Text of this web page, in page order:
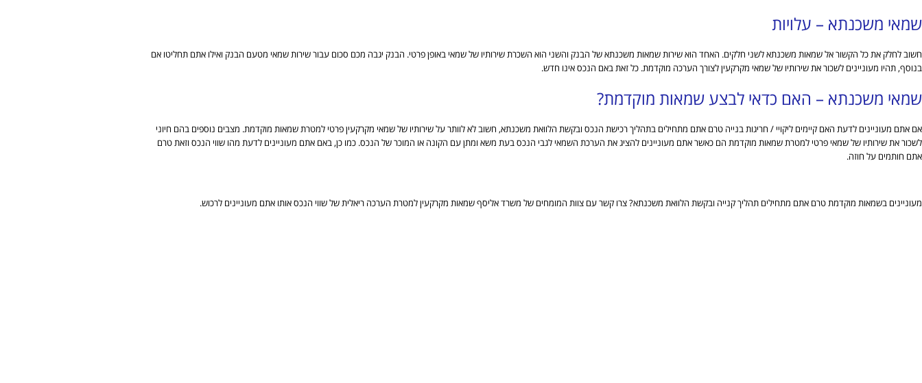
שמאי משכנתא – עלויות
חשוב לחלק את כל הקשור אל שמאות משכנתא לשני חלקים. האחד הוא שירות שמאות משכנתא של הבנק והשני הוא השכרת שירותיו של שמאי באופן פרטי. הבנק יגבה מכם סכום עבור שירות שמאי מטעם הבנק ואילו אתם תחליטו אם
בנוסף, תהיו מעוניינים לשכור את שירותיו של שמאי מקרקעין לצורך הערכה מוקדמת. כל זאת באם הנכס אינו חדש.
שמאי משכנתא – האם כדאי לבצע שמאות מוקדמת?
אם אתם מעוניינים לדעת האם קיימים ליקויי / חריגות בנייה טרם אתם מתחילים בתהליך רכישת הנכס ובקשת הלוואת משכנתא, חשוב לא לוותר על שירותיו של שמאי מקרקעין פרטי למטרת שמאות מוקדמת. מצבים נוספים בהם חיוני
לשכור את שירותיו של שמאי פרטי למטרת שמאות מוקדמת הם כאשר אתם מעוניינים להציג את הערכת השמאי לגבי הנכס בעת משא ומתן עם הקונה או המוכר של הנכס. כמו כן, באם אתם מעוניינים לדעת מהו שווי הנכס וזאת טרם
אתם חותמים על חוזה.
מעוניינים בשמאות מוקדמת טרם אתם מתחילים תהליך קנייה ובקשת הלוואת משכנתא? צרו קשר עם צוות המומחים של משרד אליסף שמאות מקרקעין למטרת הערכה ריאלית של שווי הנכס אותו אתם מעוניינים לרכוש.